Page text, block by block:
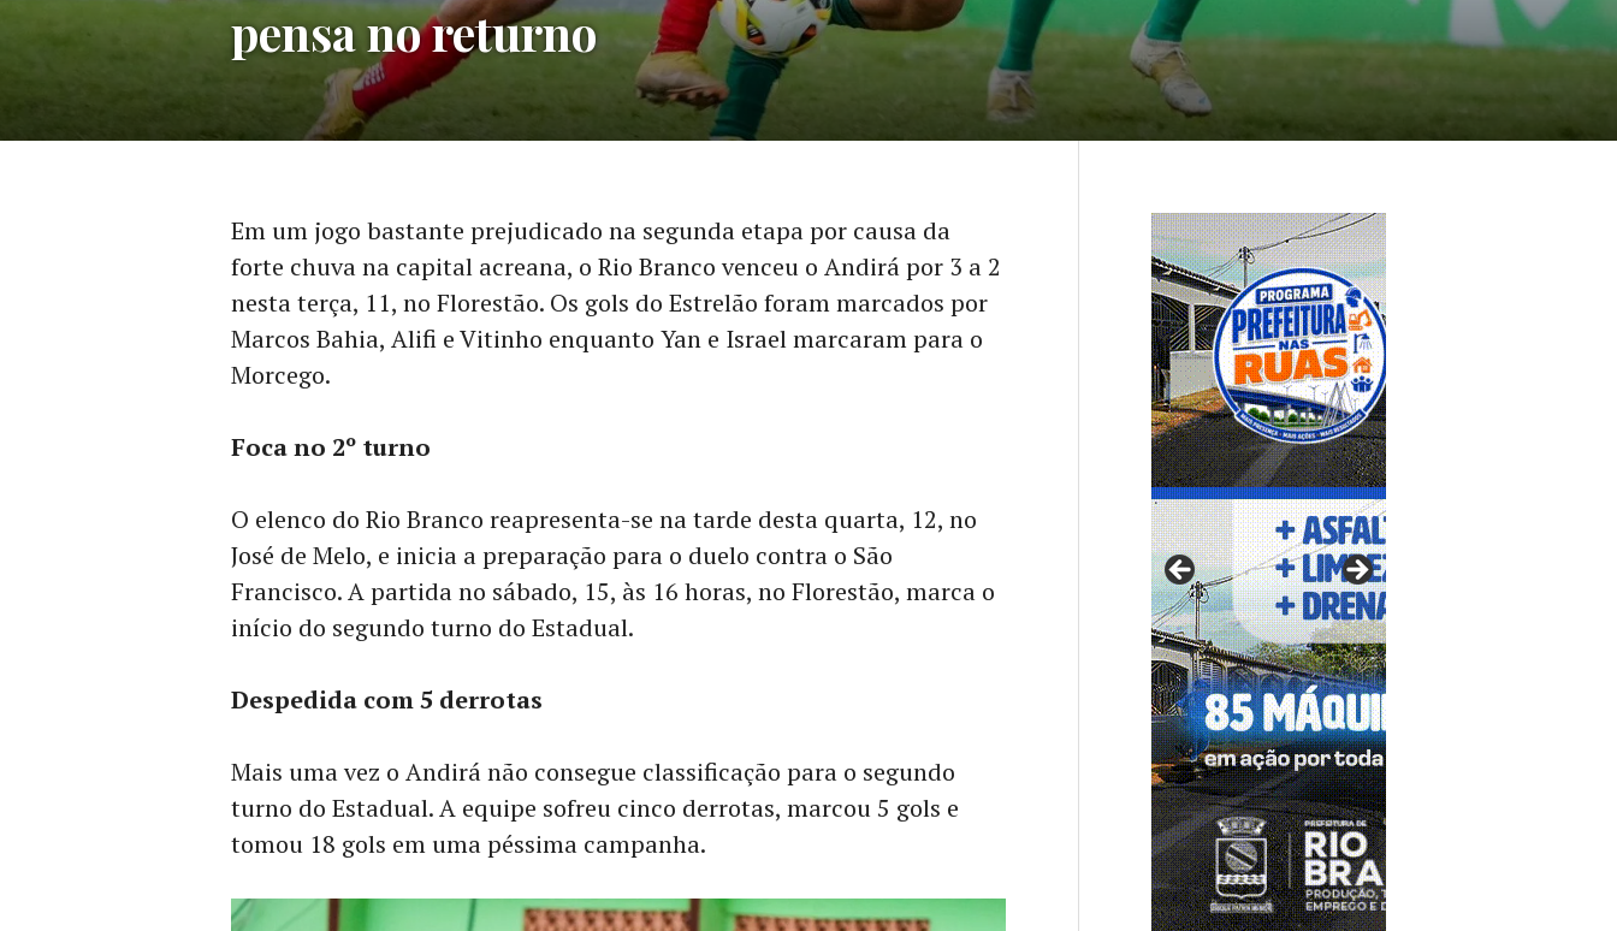
pensa no returno
Em um jogo bastante prejudicado na segunda etapa por causa da
forte chuva na capital acreana, o Rio Branco venceu o Andirá por 3 a 2
nesta terça, 11, no Florestão. Os gols do Estrelão foram marcados por
Marcos Bahia, Alifi e Vitinho enquanto Yan e Israel marcaram para o
Morcego.
Foca no 2º turno
O elenco do Rio Branco reapresenta-se na tarde desta quarta, 12, no
José de Melo, e inicia a preparação para o duelo contra o São
Francisco. A partida no sábado, 15, às 16 horas, no Florestão, marca o
início do segundo turno do Estadual.
Despedida com 5 derrotas
Mais uma vez o Andirá não consegue classificação para o segundo
turno do Estadual. A equipe sofreu cinco derrotas, marcou 5 gols e
tomou 18 gols em uma péssima campanha.